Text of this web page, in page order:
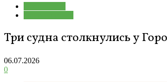
Три судна столкнулись у
06.07.2026
0